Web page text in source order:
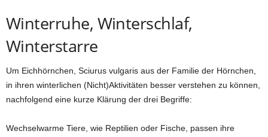
Winterruhe, Winterschlaf,
Winterstarre
Um Eichhörnchen, Sciurus vulgaris aus der Familie der Hörnchen,
in ihren winterlichen (Nicht)Aktivitäten besser verstehen zu können,
nachfolgend eine kurze Klärung der drei Begriffe:
Wechselwarme Tiere, wie Reptilien oder Fische, passen ihre